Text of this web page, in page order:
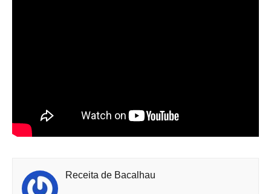
Receita de Bacalhau